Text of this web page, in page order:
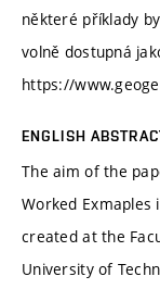
některé příklady
volně dostupná
https://
ENGLISH
The aim of the
Worked Exmaples
created at the
University of